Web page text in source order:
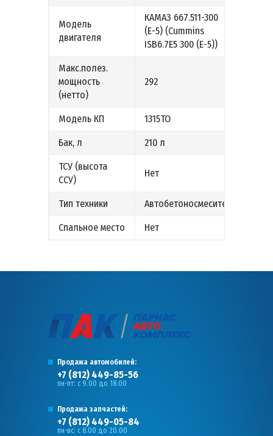
Модель
двигателя
КАМАЗ 667.511-300
(Е-5) (Cummins
ISB6.7E5 300 (Е-5))
Макс.полез.
мощность
(нетто)
292
Модель КП 1315ТО
Бак, л 210 л
ТСУ (высота
ССУ)
Нет
Тип техники Автобетоносмеситель
Спальное место Нет
Продажа автомобилей:
+7 (812) 449-85-56
пн-пт: с 9.00 до 18.00
Продажа запчастей:
+7 (812) 449-05-84
пн-вс: с 8.00 до 20.00